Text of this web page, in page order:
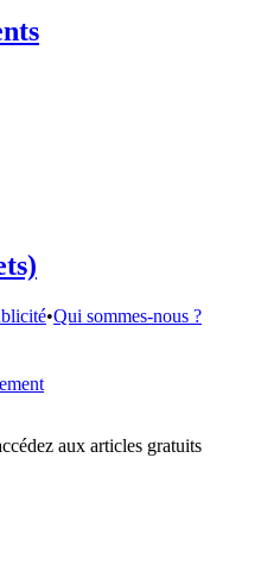
•Qui sommes-nous ?
nos abonnés
du site, découvrez nos
aux articles gratuits